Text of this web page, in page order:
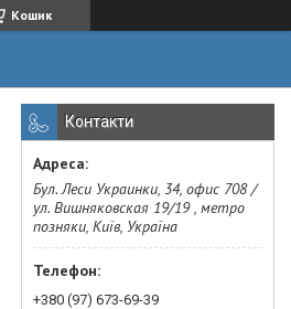
Кошик
Контакти
Бул. Леси Украинки, 34, офис 708 /
ул. Вишняковская 19/19 , метро
позняки, Київ, Україна
+380 (97) 673-69-39